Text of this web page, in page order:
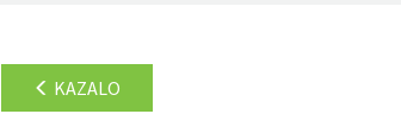
KAZALO